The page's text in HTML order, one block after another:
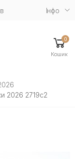
Iнфо
0
Кошик
2026 2719c2